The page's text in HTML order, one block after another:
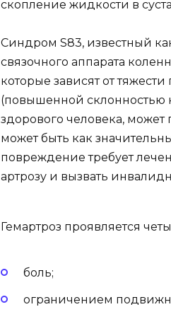
скопление жидкости в
Синдром S83, известный
связочного аппарата
которые зависят от
(повышенной склонностью
здорового человека, может
может быть как
повреждение требует
артрозу и вызвать
Гемартроз проявляется
боль;
ограничением